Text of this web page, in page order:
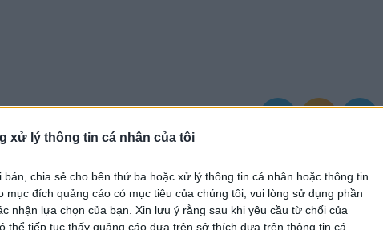
xử lý thông tin cá nhân của tôi
bán, chia sẻ cho bên thứ ba hoặc xử lý thông tin cá nhân hoặc thông tin
mục đích quảng cáo có mục tiêu của chúng tôi, vui lòng sử dụng phần
nhận lựa chọn của bạn. Xin lưu ý rằng sau khi yêu cầu từ chối của
thể tiếp tục thấy quảng cáo dựa trên sở thích dựa trên thông tin cá